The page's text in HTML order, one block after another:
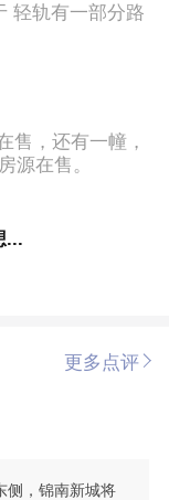
轻轨有一部分路
售，还有一幢，
源在售。
...
更多点评
侧，锦南新城将